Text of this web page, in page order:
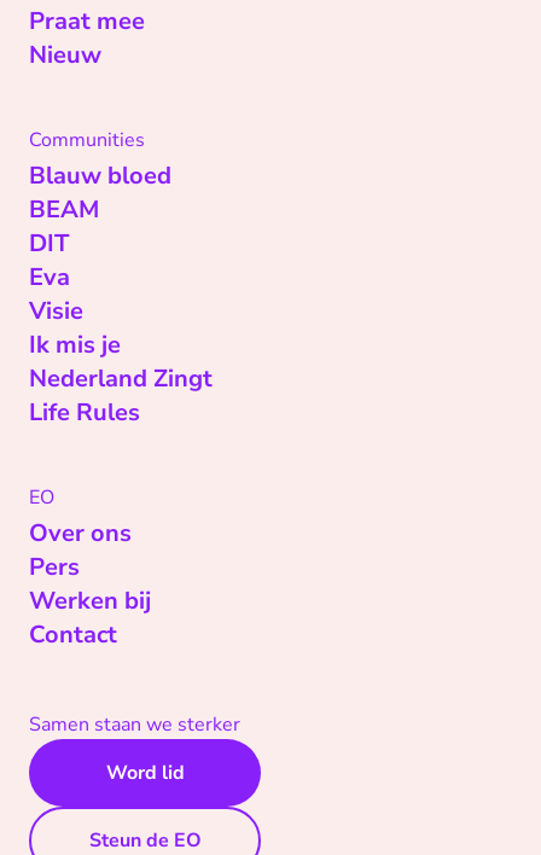
Praat mee
Nieuw
Communities
Blauw bloed
BEAM
DIT
Eva
Visie
Ik mis je
Nederland Zingt
Life Rules
EO
Over ons
Pers
Werken bij
Contact
Samen staan we sterker
Word lid
Steun de EO